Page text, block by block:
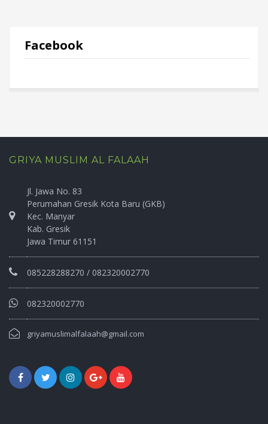
Facebook
GRIYA MUSLIM AL FALAAH
Jl. Jawa No. 83
Perumahan Gresik Kota Baru (GKB)
Kec. Manyar
Kab. Gresik
Jawa Timur 61151
085228288270 / 082320002770
082320002770
griyamuslimalfalaah@gmail.com